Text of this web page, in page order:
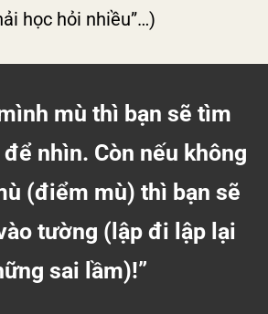
học hỏi nhiều”…)
mù thì bạn sẽ tìm
nhìn. Còn nếu không
(điểm mù) thì bạn sẽ
tường (lập đi lập lại
sai lầm)!”